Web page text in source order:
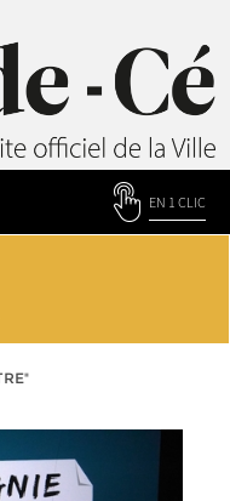
EN 1 CLIC